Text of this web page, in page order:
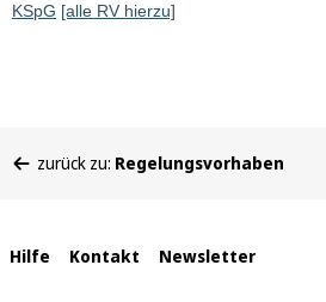
KSpG [alle RV hierzu]
befinden
zurück zu: Regelungsvorhaben
Interne
Hilfe Kontakt Newsletter